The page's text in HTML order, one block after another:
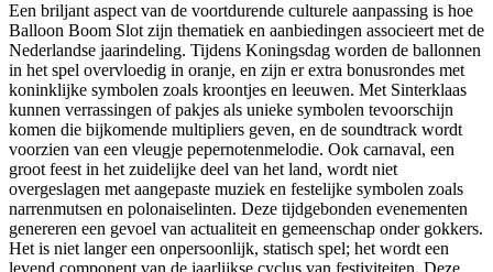
Een briljant aspect van de voortdurende culturele aanpassing is hoe
Balloon Boom Slot zijn thematiek en aanbiedingen associeert met de
Nederlandse jaarindeling. Tijdens Koningsdag worden de ballonnen
in het spel overvloedig in oranje, en zijn er extra bonusrondes met
koninklijke symbolen zoals kroontjes en leeuwen. Met Sinterklaas
kunnen verrassingen of pakjes als unieke symbolen tevoorschijn
komen die bijkomende multipliers geven, en de soundtrack wordt
voorzien van een vleugje pepernotenmelodie. Ook carnaval, een
groot feest in het zuidelijke deel van het land, wordt niet
overgeslagen met aangepaste muziek en festelijke symbolen zoals
narrenmutsen en polonaiselinten. Deze tijdgebonden evenementen
genereren een gevoel van actualiteit en gemeenschap onder gokkers.
Het is niet langer een onpersoonlijk, statisch spel; het wordt een
levend component van de jaarlijkse cyclus van festiviteiten. Deze